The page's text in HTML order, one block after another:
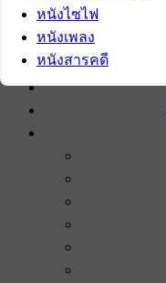
หนังไซไฟ
หนังเพลง
หนังสารคดี